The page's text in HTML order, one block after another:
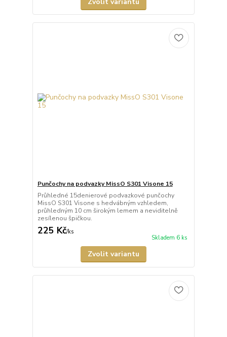
Punčochy na podvazky MissO S301 Visone 15
Průhledné 15denierové podvazkové punčochy
MissO S301 Visone s hedvábným vzhledem,
průhledným 10 cm širokým lemem a neviditelně
zesílenou špičkou.
225 Kč/ks
Skladem 6 ks
Zvolit variantu